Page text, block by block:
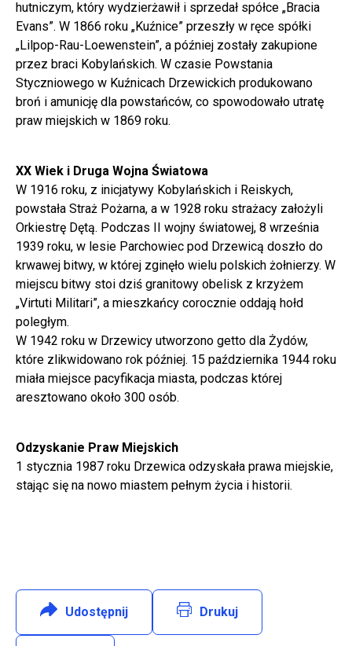
hutniczym, który wydzierżawił i sprzedał spółce „Bracia
Evans”. W 1866 roku „Kuźnice” przeszły w ręce spółki
„Lilpop-Rau-Loewenstein”, a później zostały zakupione
przez braci Kobylańskich. W czasie Powstania
Styczniowego w Kuźnicach Drzewickich produkowano
broń i amunicję dla powstańców, co spowodowało utratę
praw miejskich w 1869 roku.
XX Wiek i Druga Wojna Światowa
W 1916 roku, z inicjatywy Kobylańskich i Reiskych,
powstała Straż Pożarna, a w 1928 roku strażacy założyli
Orkiestrę Dętą. Podczas II wojny światowej, 8 września
1939 roku, w lesie Parchowiec pod Drzewicą doszło do
krwawej bitwy, w której zginęło wielu polskich żołnierzy. W
miejscu bitwy stoi dziś granitowy obelisk z krzyżem
„Virtuti Militari”, a mieszkańcy corocznie oddają hołd
poległym.
W 1942 roku w Drzewicy utworzono getto dla Żydów,
które zlikwidowano rok później. 15 października 1944 roku
miała miejsce pacyfikacja miasta, podczas której
aresztowano około 300 osób.
Odzyskanie Praw Miejskich
1 stycznia 1987 roku Drzewica odzyskała prawa miejskie,
stając się na nowo miastem pełnym życia i historii.
Udostępnij: Facebook Drukuj
Will open in new tab